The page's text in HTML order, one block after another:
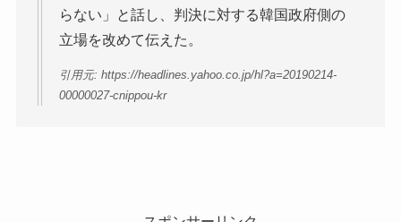
らない」と話し、判決に対する韓国政府側の
立場を改めて伝えた。
引用元: https://headlines.yahoo.co.jp/hl?a=20190214-
00000027-cnippou-kr